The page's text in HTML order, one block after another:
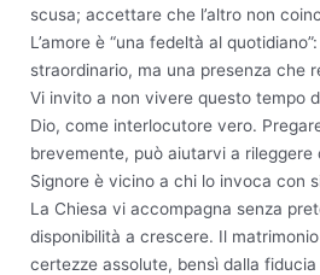
scusa; accettare che l’altro non
L’amore è “una fedeltà al
straordinario, ma una presenza che
Vi invito a non vivere questo tempo
Dio, come interlocutore vero.
brevemente, può aiutarvi a rileggere
Signore è vicino a chi lo invoca con
La Chiesa vi accompagna senza
disponibilità a crescere. Il
certezze assolute, bensì dalla fiducia